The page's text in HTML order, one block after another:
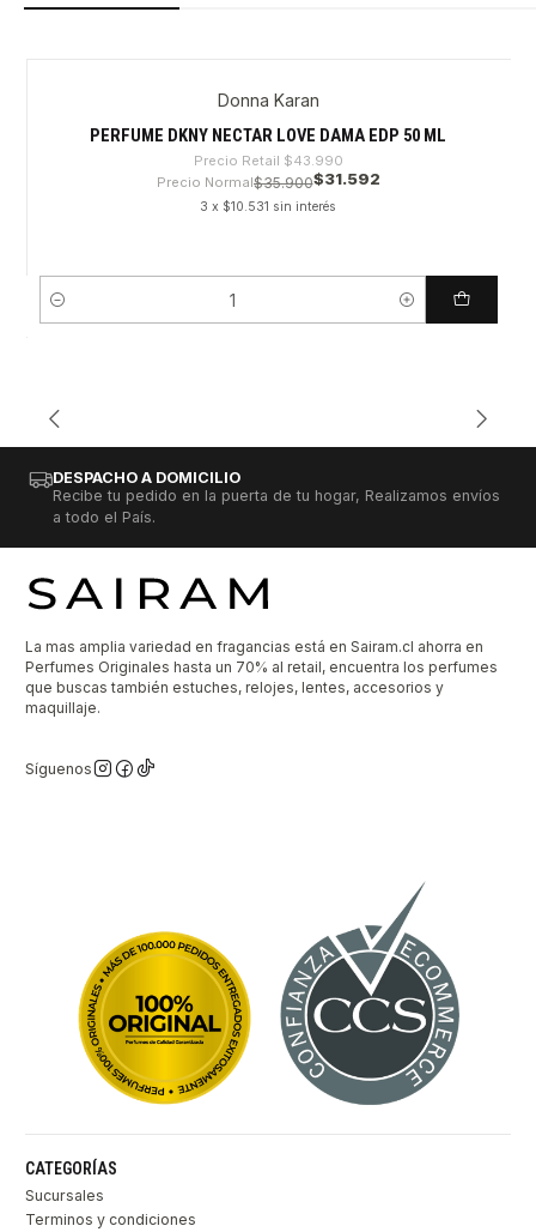
Donna Karan
PERFUME DKNY NECTAR LOVE DAMA EDP 50 ML
Precio Retail $43.990
Precio Normal$35.900$31.592
3 x $10.531 sin interés
Cantidad
DESPACHO A DOMICILIO
Recibe tu pedido en la puerta de tu hogar, Realizamos envíos
a todo el País.
La mas amplia variedad en fragancias está en Sairam.cl ahorra en
Perfumes Originales hasta un 70% al retail, encuentra los perfumes
que buscas también estuches, relojes, lentes, accesorios y
maquillaje.
Síguenos
CATEGORÍAS
Sucursales
Terminos y condiciones